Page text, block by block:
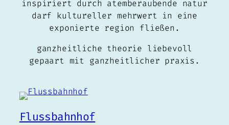
inspiriert durch atemberaubende natur
darf kultureller mehrwert in eine
exponierte region fließen.
ganzheitliche theorie liebevoll
gepaart mit ganzheitlicher praxis.
Flussbahnhof